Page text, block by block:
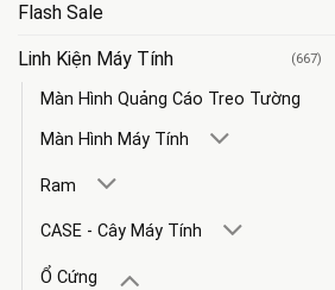
Flash Sale
Linh Kiện Máy Tính (667)
Màn Hình Quảng Cáo Treo Tường
Màn Hình Máy Tính
Ram
CASE - Cây Máy Tính
Ổ Cứng